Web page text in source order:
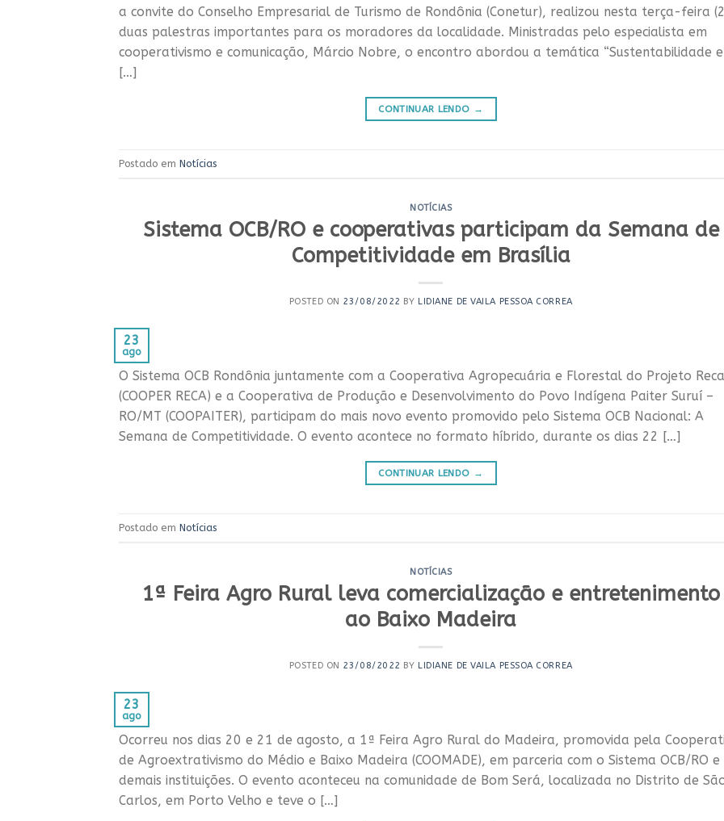
a convite do Conselho Empresarial de Turismo de Rondônia (Conetur), realizou nesta terça-feira
duas palestras importantes para os moradores da localidade. Ministradas pelo especialista em
cooperativismo e comunicação, Márcio Nobre, o encontro abordou a temática “Sustentabilidade e
[…]
CONTINUAR LENDO →
Postado em Notícias
NOTÍCIAS
Sistema OCB/RO e cooperativas participam da Semana de
Competitividade em Brasília
POSTED ON 23/08/2022 BY LIDIANE DE VAILA PESSOA CORREA
23
ago
O Sistema OCB Rondônia juntamente com a Cooperativa Agropecuária e Florestal do Projeto Reca
(COOPER RECA) e a Cooperativa de Produção e Desenvolvimento do Povo Indígena Paiter Suruí –
RO/MT (COOPAITER), participam do mais novo evento promovido pelo Sistema OCB Nacional: A
Semana de Competitividade. O evento acontece no formato híbrido, durante os dias 22 […]
CONTINUAR LENDO →
Postado em Notícias
NOTÍCIAS
1ª Feira Agro Rural leva comercialização e entretenimento
ao Baixo Madeira
POSTED ON 23/08/2022 BY LIDIANE DE VAILA PESSOA CORREA
23
ago
Ocorreu nos dias 20 e 21 de agosto, a 1ª Feira Agro Rural do Madeira, promovida pela
de Agroextrativismo do Médio e Baixo Madeira (COOMADE), em parceria com o Sistema OCB/RO e
demais instituições. O evento aconteceu na comunidade de Bom Será, localizada no Distrito de
Carlos, em Porto Velho e teve o […]